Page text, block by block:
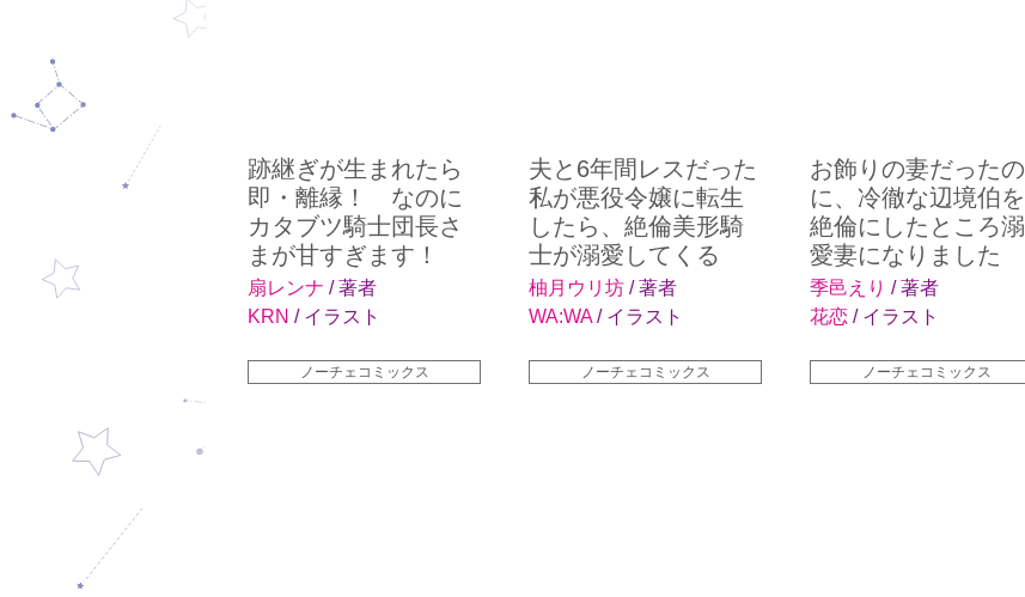
跡継ぎが生まれたら
即・離縁！ なのに
カタブツ騎士団長さ
まが甘すぎます！
扇レンナ / 著者
KRN / イラスト
夫と6年間レスだった
私が悪役令嬢に転生
したら、絶倫美形騎
士が溺愛してくる
柚月ウリ坊 / 著者
WA:WA/ イラスト
お飾りの妻だったの
に、冷徹な辺境伯を
絶倫にしたところ溺
愛妻になりました
季邑えり / 著者
花恋 / イラスト
ノーチェコミックス ノーチェコミックス ノーチェコミックス